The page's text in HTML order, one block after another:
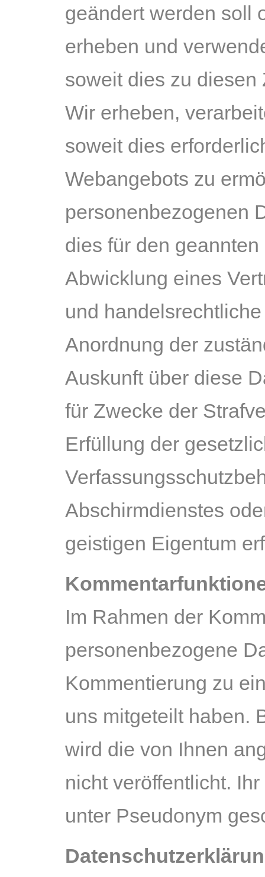
geändert werden soll
erheben und
soweit dies zu
Wir erheben,
soweit dies
Webangebots zu
personenbezogenen
dies für den
Abwicklung eines
und
Anordnung der
Auskunft über diese
für Zwecke der
Erfüllung der
Abschirmdienstes
geistigen Eigentum
Im Rahmen der
personenbezogene
Kommentierung zu
uns mitgeteilt haben.
wird die von Ihnen
nicht veröffentlicht.
unter Pseudonym